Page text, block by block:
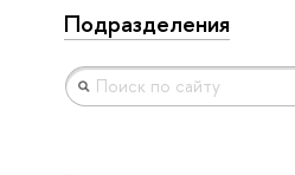
Подразделения